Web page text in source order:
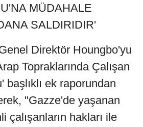
MÜDAHALE
SALDIRIDIR'
Direktör Houngbo'yu
Topraklarında Çalışan
başlıklı ek raporundan
"Gazze'de yaşanan
çalışanların hakları ile